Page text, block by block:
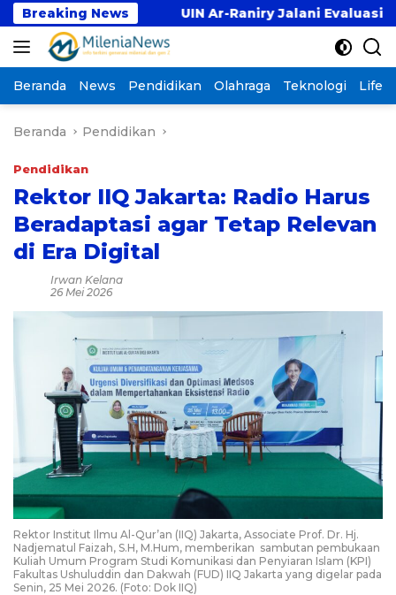
Langsung
ke
konten
Breaking NewsUIN Ar-Raniry Jalani Evaluasi Pembukaan
Beranda News Pendidikan Olahraga Teknologi
Beranda Pendidikan
Pendidikan
Rektor IIQ Jakarta: Radio Harus
Beradaptasi agar Tetap Relevan
di Era Digital
Irwan Kelana
26 Mei 2026
Rektor Institut Ilmu Al-Qur’an (IIQ) Jakarta, Associate Prof. Dr. Hj.
Nadjematul Faizah, S.H, M.Hum, memberikan sambutan pembukaan
Kuliah Umum Program Studi Komunikasi dan Penyiaran Islam (KPI)
Fakultas Ushuluddin dan Dakwah (FUD) IIQ Jakarta yang digelar pada
Senin, 25 Mei 2026. (Foto: Dok IIQ)